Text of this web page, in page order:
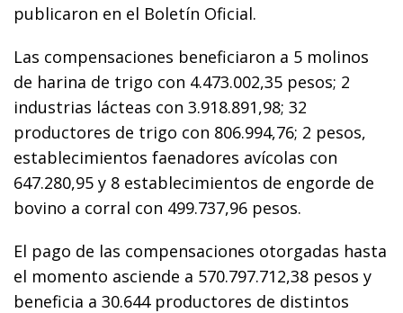
publicaron en el Boletín Oficial.
Las compensaciones beneficiaron a 5 molinos
de harina de trigo con 4.473.002,35 pesos; 2
industrias lácteas con 3.918.891,98; 32
productores de trigo con 806.994,76; 2 pesos,
establecimientos faenadores avícolas con
647.280,95 y 8 establecimientos de engorde de
bovino a corral con 499.737,96 pesos.
El pago de las compensaciones otorgadas hasta
el momento asciende a 570.797.712,38 pesos y
beneficia a 30.644 productores de distintos